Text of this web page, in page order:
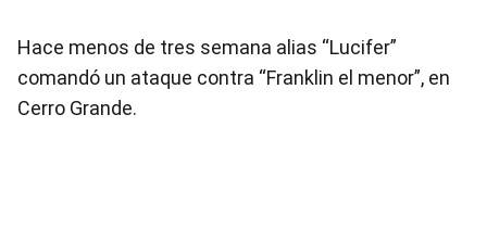
Hace menos de tres semana alias “Lucifer”
comandó un ataque contra “Franklin el menor”, en
Cerro Grande.